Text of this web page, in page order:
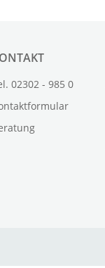
02302 - 985 0